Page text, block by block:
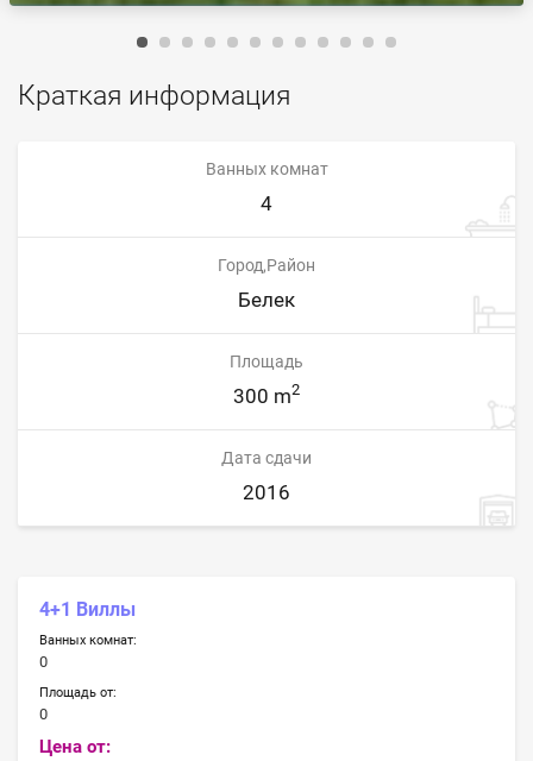
Краткая информация
Ванных комнат
4
Город,Район
Белек
Площадь
300 m2
Дата сдачи
2016
4+1 Виллы
Ванных комнат:
0
Площадь от:
0
Цена от: